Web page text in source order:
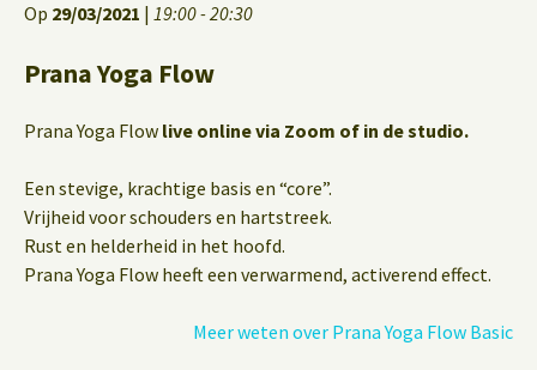
Op 29/03/2021 | 19:00 - 20:30
Prana Yoga Flow
Prana Yoga Flow live online via Zoom of in de studio.
Een stevige, krachtige basis en “core”.
Vrijheid voor schouders en hartstreek.
Rust en helderheid in het hoofd.
Prana Yoga Flow heeft een verwarmend, activerend effect.
Meer weten over Prana Yoga Flow Basic